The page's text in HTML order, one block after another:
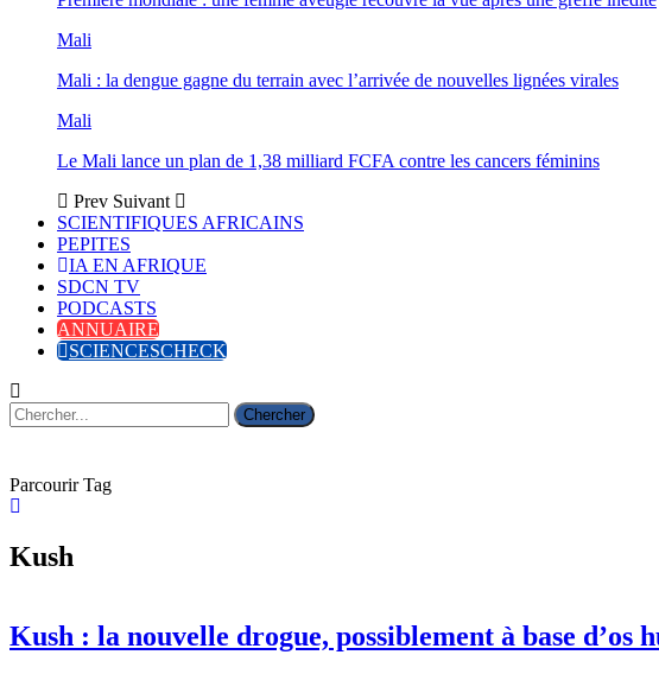
Mali
Mali : la dengue gagne du terrain avec l’arrivée de nouvelles lignées virales
Mali
Le Mali lance un plan de 1,38 milliard FCFA contre les cancers féminins
Prev Suivant
SCIENTIFIQUES AFRICAINS
PEPITES
IA EN AFRIQUE
SDCN TV
PODCASTS
ANNUAIRE
SCIENCESCHECK
Parcourir Tag
Kush
Kush : la nouvelle drogue, possiblement à base d’os